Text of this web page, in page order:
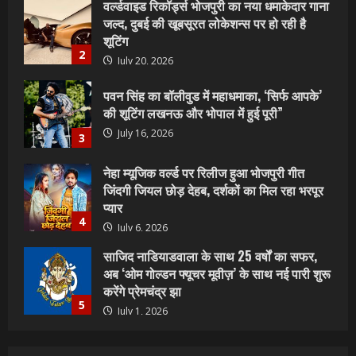
3
पवन सिंह का बॉलीवुड में महाधमाका, ‘सिर्फ आपके’
की शूटिंग लखनऊ और भोपाल में हुई पूरी”
July 16, 2026
4
नेहा म्यूजिक वर्ल्ड पर रिलीज हुआ भोजपुरी गीत
जिंदगी जियल छोड़ देहब, दर्शकों का मिल रहा भरपूर
प्यार
5
साजिद नाडियाडवाला के साथ 25 वर्षों का सफर,
अब ‘ओम गोल्डन फ्यूचर मूवीज़’ के साथ नई पारी शुरू
करेंगे प्रेमचंद्र झा
July 1, 2026
1
शिवानी सिंह का नया बोलबम गीत तोहरे के मांगिला
जानु हुआ रिलीज, दर्शकों का मिल रहा भरपूर प्यार
July 23, 2026